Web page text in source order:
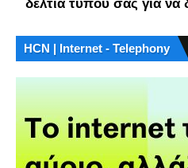
δελτία τύπου σας για
HCN | Internet - Telephony